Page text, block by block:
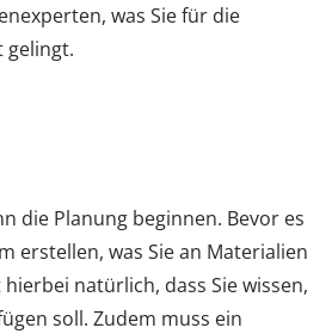
was Sie für die
gelingt.
die Planung beginnen. Bevor es
erstellen, was Sie an Materialien
natürlich, dass Sie wissen,
soll. Zudem muss ein